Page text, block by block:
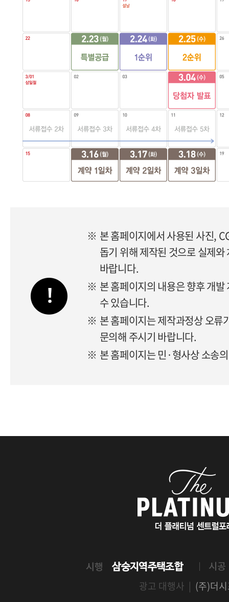
※ 본 홈페이지에서 사용된 사진,
돕기 위해 제작된 것으로 실제
바랍니다.
※ 본 홈페이지의 내용은 향후 개
수 있습니다.
※ 본 홈페이지는 제작과정상 오류
문의해 주시기 바랍니다.
※ 본 홈페이지는 민·형사상 소송
광고 대행사 | (주)더